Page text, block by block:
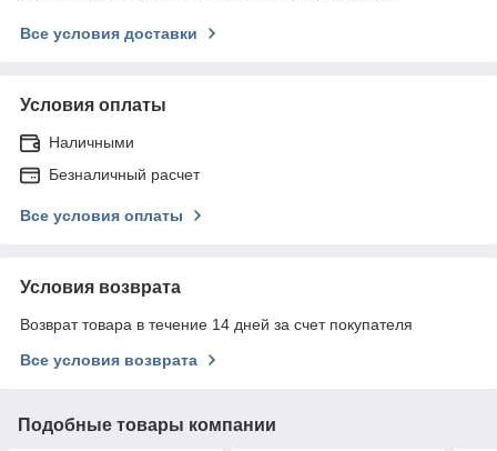
Все условия доставки
Условия оплаты
Наличными
Безналичный расчет
Все условия оплаты
Условия возврата
Возврат товара в течение 14 дней за счет покупателя
Все условия возврата
Подобные товары компании